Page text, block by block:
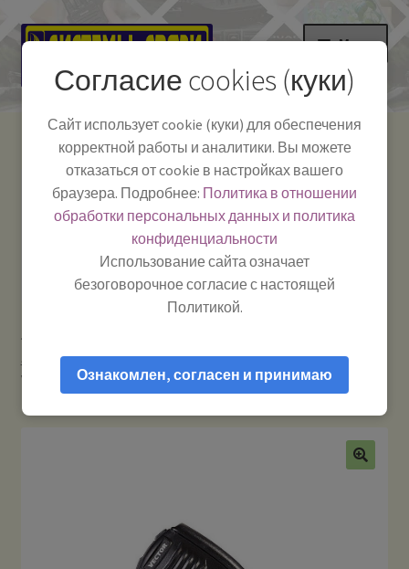
Перейти
навигации
Перейти
содержимому
Меню
Как пользоваться
Полезная информация
Мой аккаунт
Системы Связи:
г. Красноярск, ул.
Работаем:Пн-Пт:
10:00–18:00
-
Телефон:+7-
391-249-1040
Тел.|WA|Telegram:
+79029904090
автомобильные рации / авторации купить надежную
Vector
VT-27 Smart_Turbo — Рация Си-Би (CB) 27 МГц автомобильная
Согласие cookies (куки)
Сайт использует cookie (куки) для обеспечения
корректной работы и аналитики. Вы можете
отказаться от cookie в настройках вашего
браузера. Подробнее: Политика в отношении
обработки персональных данных и политика
конфиденциальности
Использование сайта означает
безоговорочное согласие с настоящей
Политикой.
Ознакомлен, согласен и принимаю